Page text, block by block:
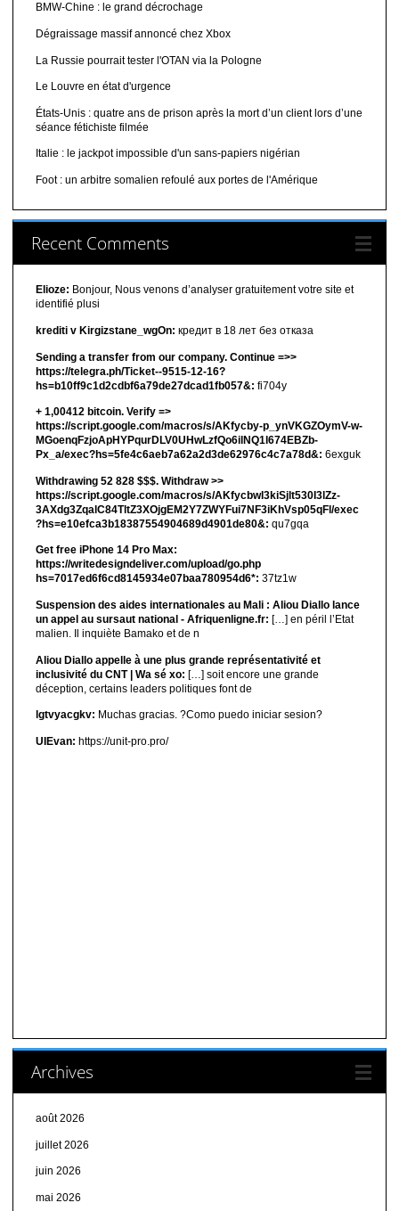
BMW-Chine : le grand décrochage
Dégraissage massif annoncé chez Xbox
La Russie pourrait tester l'OTAN via la Pologne
Le Louvre en état d'urgence
États-Unis : quatre ans de prison après la mort d’un client lors d’une
séance fétichiste filmée
Italie : le jackpot impossible d'un sans-papiers nigérian
Foot : un arbitre somalien refoulé aux portes de l'Amérique
Recent Comments
Elioze: Bonjour, Nous venons d’analyser gratuitement votre site et
identifié plusi
krediti v Kirgizstane_wgOn: кредит в 18 лет без отказа
Sending a transfer from our company. Continue =>>
https://telegra.ph/Ticket--9515-12-16?
hs=b10ff9c1d2cdbf6a79de27dcad1fb057&: fi704y
+ 1,00412 bitсоin. Verify =>
https://script.google.com/macros/s/AKfycby-p_ynVKGZOymV-w-
MGoenqFzjoApHYPqurDLV0UHwLzfQo6ilNQ1l674EBZb-
Px_a/exec?hs=5fe4c6aeb7a62a2d3de62976c4c7a78d&: 6exguk
Withdrawing 52 828 $$$. Withdrаw >>
https://script.google.com/macros/s/AKfycbwl3kiSjlt530I3lZz-
3AXdg3ZqalC84TltZ3XOjgEM2Y7ZWYFui7NF3iKhVsp05qFl/exec
?hs=e10efca3b18387554904689d4901de80&: qu7gqa
Get free iPhone 14 Pro Max:
https://writedesigndeliver.com/upload/go.php
hs=7017ed6f6cd8145934e07baa780954d6*: 37tz1w
Suspension des aides internationales au Mali : Aliou Diallo lance
un appel au sursaut national - Afriquenligne.fr: […] en péril l’Etat
malien. Il inquiète Bamako et de n
Aliou Diallo appelle à une plus grande représentativité et
inclusivité du CNT | Wa sé xo: […] soit encore une grande
déception, certains leaders politiques font de
lgtvyacgkv: Muchas gracias. ?Como puedo iniciar sesion?
UIEvan: https://unit-pro.pro/
Archives
août 2026
juillet 2026
juin 2026
mai 2026